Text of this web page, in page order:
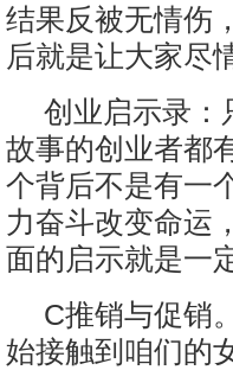
结果反被无情伤
后就是让大家尽
创业启示录：
故事的创业者都
个背后不是有一
力奋斗改变命运
面的启示就是一
C推销与促销
始接触到咱们的